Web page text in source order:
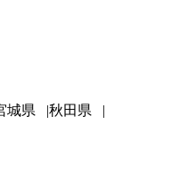
城県
秋田県